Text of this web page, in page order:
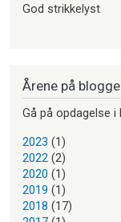
God strikkelyst
Årene på
Gå på opdagelse
2023 (1)
2022 (2)
2020 (1)
2019 (1)
2018 (17)